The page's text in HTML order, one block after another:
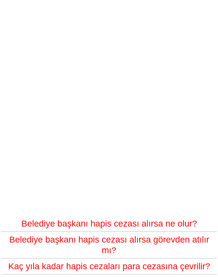
Belediye başkanı hapis cezası alırsa ne olur?
Belediye başkanı hapis cezası alırsa görevden atılır
mı?
Kaç yıla kadar hapis cezaları para cezasına çevrilir?